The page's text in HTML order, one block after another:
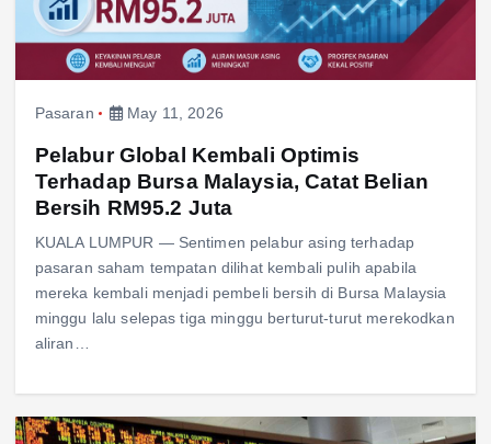
Pasaran May 11, 2026
Pelabur Global Kembali Optimis
Terhadap Bursa Malaysia, Catat Belian
Bersih RM95.2 Juta
KUALA LUMPUR — Sentimen pelabur asing terhadap
pasaran saham tempatan dilihat kembali pulih apabila
mereka kembali menjadi pembeli bersih di Bursa Malaysia
minggu lalu selepas tiga minggu berturut-turut merekodkan
aliran…